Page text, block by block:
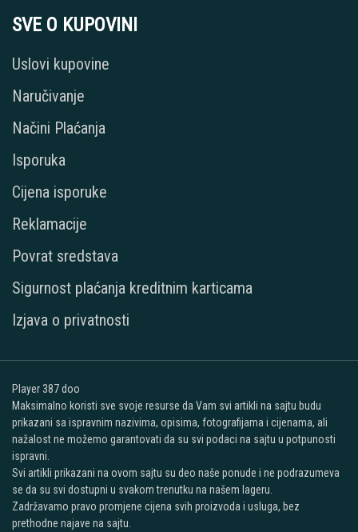
SVE O KUPOVINI
Uslovi kupovine
Naručivanje
Načini Plaćanja
Isporuka
Cijena isporuke
Reklamacije
Povrat sredstava
Sigurnost plaćanja kreditnim karticama
Izjava o privatnosti
Player 387 doo
Maksimalno koristi sve svoje resurse da Vam svi artikli na sajtu budu
prikazani sa ispravnim nazivima, opisima, fotografijama i cijenama, ali
nažalost ne možemo garantovati da su svi podaci na sajtu u potpunosti
ispravni.
Svi artikli prikazani na ovom sajtu su deo naše ponude i ne podrazumeva
se da su svi dostupni u svakom trenutku na našem lageru.
Zadržavamo pravo promjene cijena svih proizvoda i usluga, bez
prethodne najave na sajtu.